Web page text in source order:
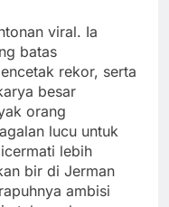
viral. Ia
batas
rekor, serta
besar
orang
lucu untuk
lebih
bir di Jerman
ambisi